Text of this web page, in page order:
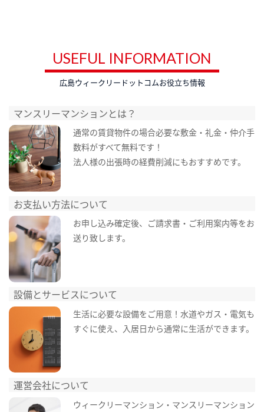
USEFUL INFORMATION
広島ウィークリードットコムお役立ち情報
マンスリーマンションとは？
通常の賃貸物件の場合必要な敷金・礼金・仲介手
数料がすべて無料です！
法人様の出張時の経費削減にもおすすめです。
お支払い方法について
お申し込み確定後、ご請求書・ご利用案内等をお
送り致します。
設備とサービスについて
生活に必要な設備をご用意！水道やガス・電気も
すぐに使え、入居日から通常に生活ができます。
運営会社について
ウィークリーマンション・マンスリーマンション